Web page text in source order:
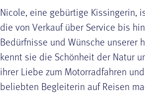
Nicole, eine gebürtige Kissingerin,
die von Verkauf über Service bis
Bedürfnisse und Wünsche unserer
kennt sie die Schönheit der Natur
ihrer Liebe zum Motorradfahren
beliebten Begleiterin auf Reisen